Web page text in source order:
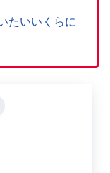
たいいくらに